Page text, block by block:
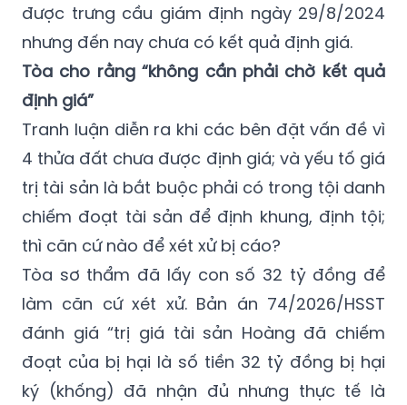
được trưng cầu giám định ngày 29/8/2024
nhưng đến nay chưa có kết quả định giá.
Tòa cho rằng “không cần phải chờ kết quả
định giá”
Tranh luận diễn ra khi các bên đặt vấn đề vì
4 thửa đất chưa được định giá; và yếu tố giá
trị tài sản là bắt buộc phải có trong tội danh
chiếm đoạt tài sản để định khung, định tội;
thì căn cứ nào để xét xử bị cáo?
Tòa sơ thẩm đã lấy con số 32 tỷ đồng để
làm căn cứ xét xử. Bản án 74/2026/HSST
đánh giá “trị giá tài sản Hoàng đã chiếm
đoạt của bị hại là số tiền 32 tỷ đồng bị hại
ký (khống) đã nhận đủ nhưng thực tế là